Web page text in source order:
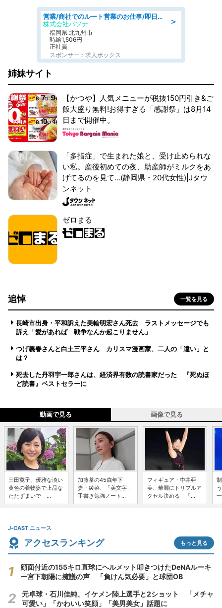
＞
営業/商社でのルート営業のお仕事/即日勤務可/車通勤可/営業
株式会社パソナ
福岡県 北九州市
時給1,506円
正社員
スポンサー：求人ボックス
姉妹サイト
【かつや】人気メニューが税抜150円引き&ご
飯大盛り無料!お得すぎる「感謝祭」は8月14
日まで開催中。
「多指症」で生まれた娘と、受け止められな
い私。産後初めての夜、助産師がミルクをあ
げてるのを見て...(静岡県・20代女性)|Jタウ
ンネット
ゼロまる
追悼 一覧を見る
長崎市出身・平和訴えた美輪明宏さん死去 ラストメッセージでも
訴え「愛があれば 戦争なんか起こりません」
つげ義春さんと白土三平さん カリスマ漫画家、二人の「違い」と
は？
死去した丹羽宇一郎さんは、経済界有数の読書家だった 『死ぬほ
ど読書』ベストセラーに
動画で見る 画像で見る
三田寛子、優雅な淡い
黄色の着物姿で上品な
たたずまいで ...
加藤茶の45歳年下
妻・綾菜、「美文字」
手書き勉強ノート...
フィギュア・中井亜
美、華麗にトリプルア
クセル決める 「...
J-CAST ニュース
アクセスランキング もっと見る
顔面付近の155キロ直球にヘルメット叩きつけたDeNAルーキ
ー宮下朝陽に擁護の声 「負けん気必要」と球団OB
元卓球・石川佳純、イケメン陸上選手と2ショット 「メチャ
可愛い」「かわいい笑顔」「美男美女」話題に